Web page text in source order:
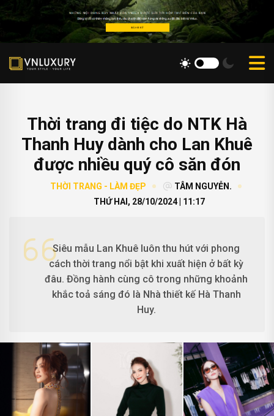
Thời trang đi tiệc do NTK Hà
Thanh Huy dành cho Lan Khuê
được nhiều quý cô săn đón
THỜI TRANG - LÀM ĐẸP
TÂM NGUYỄN.
THỨ HAI, 28/10/2024 | 11:17
Siêu mẫu Lan Khuê luôn thu hút với phong
cách thời trang nổi bật khi xuất hiện ở bất kỳ
đâu. Đồng hành cùng cô trong những khoảnh
khắc toả sáng đó là Nhà thiết kế Hà Thanh
Huy.